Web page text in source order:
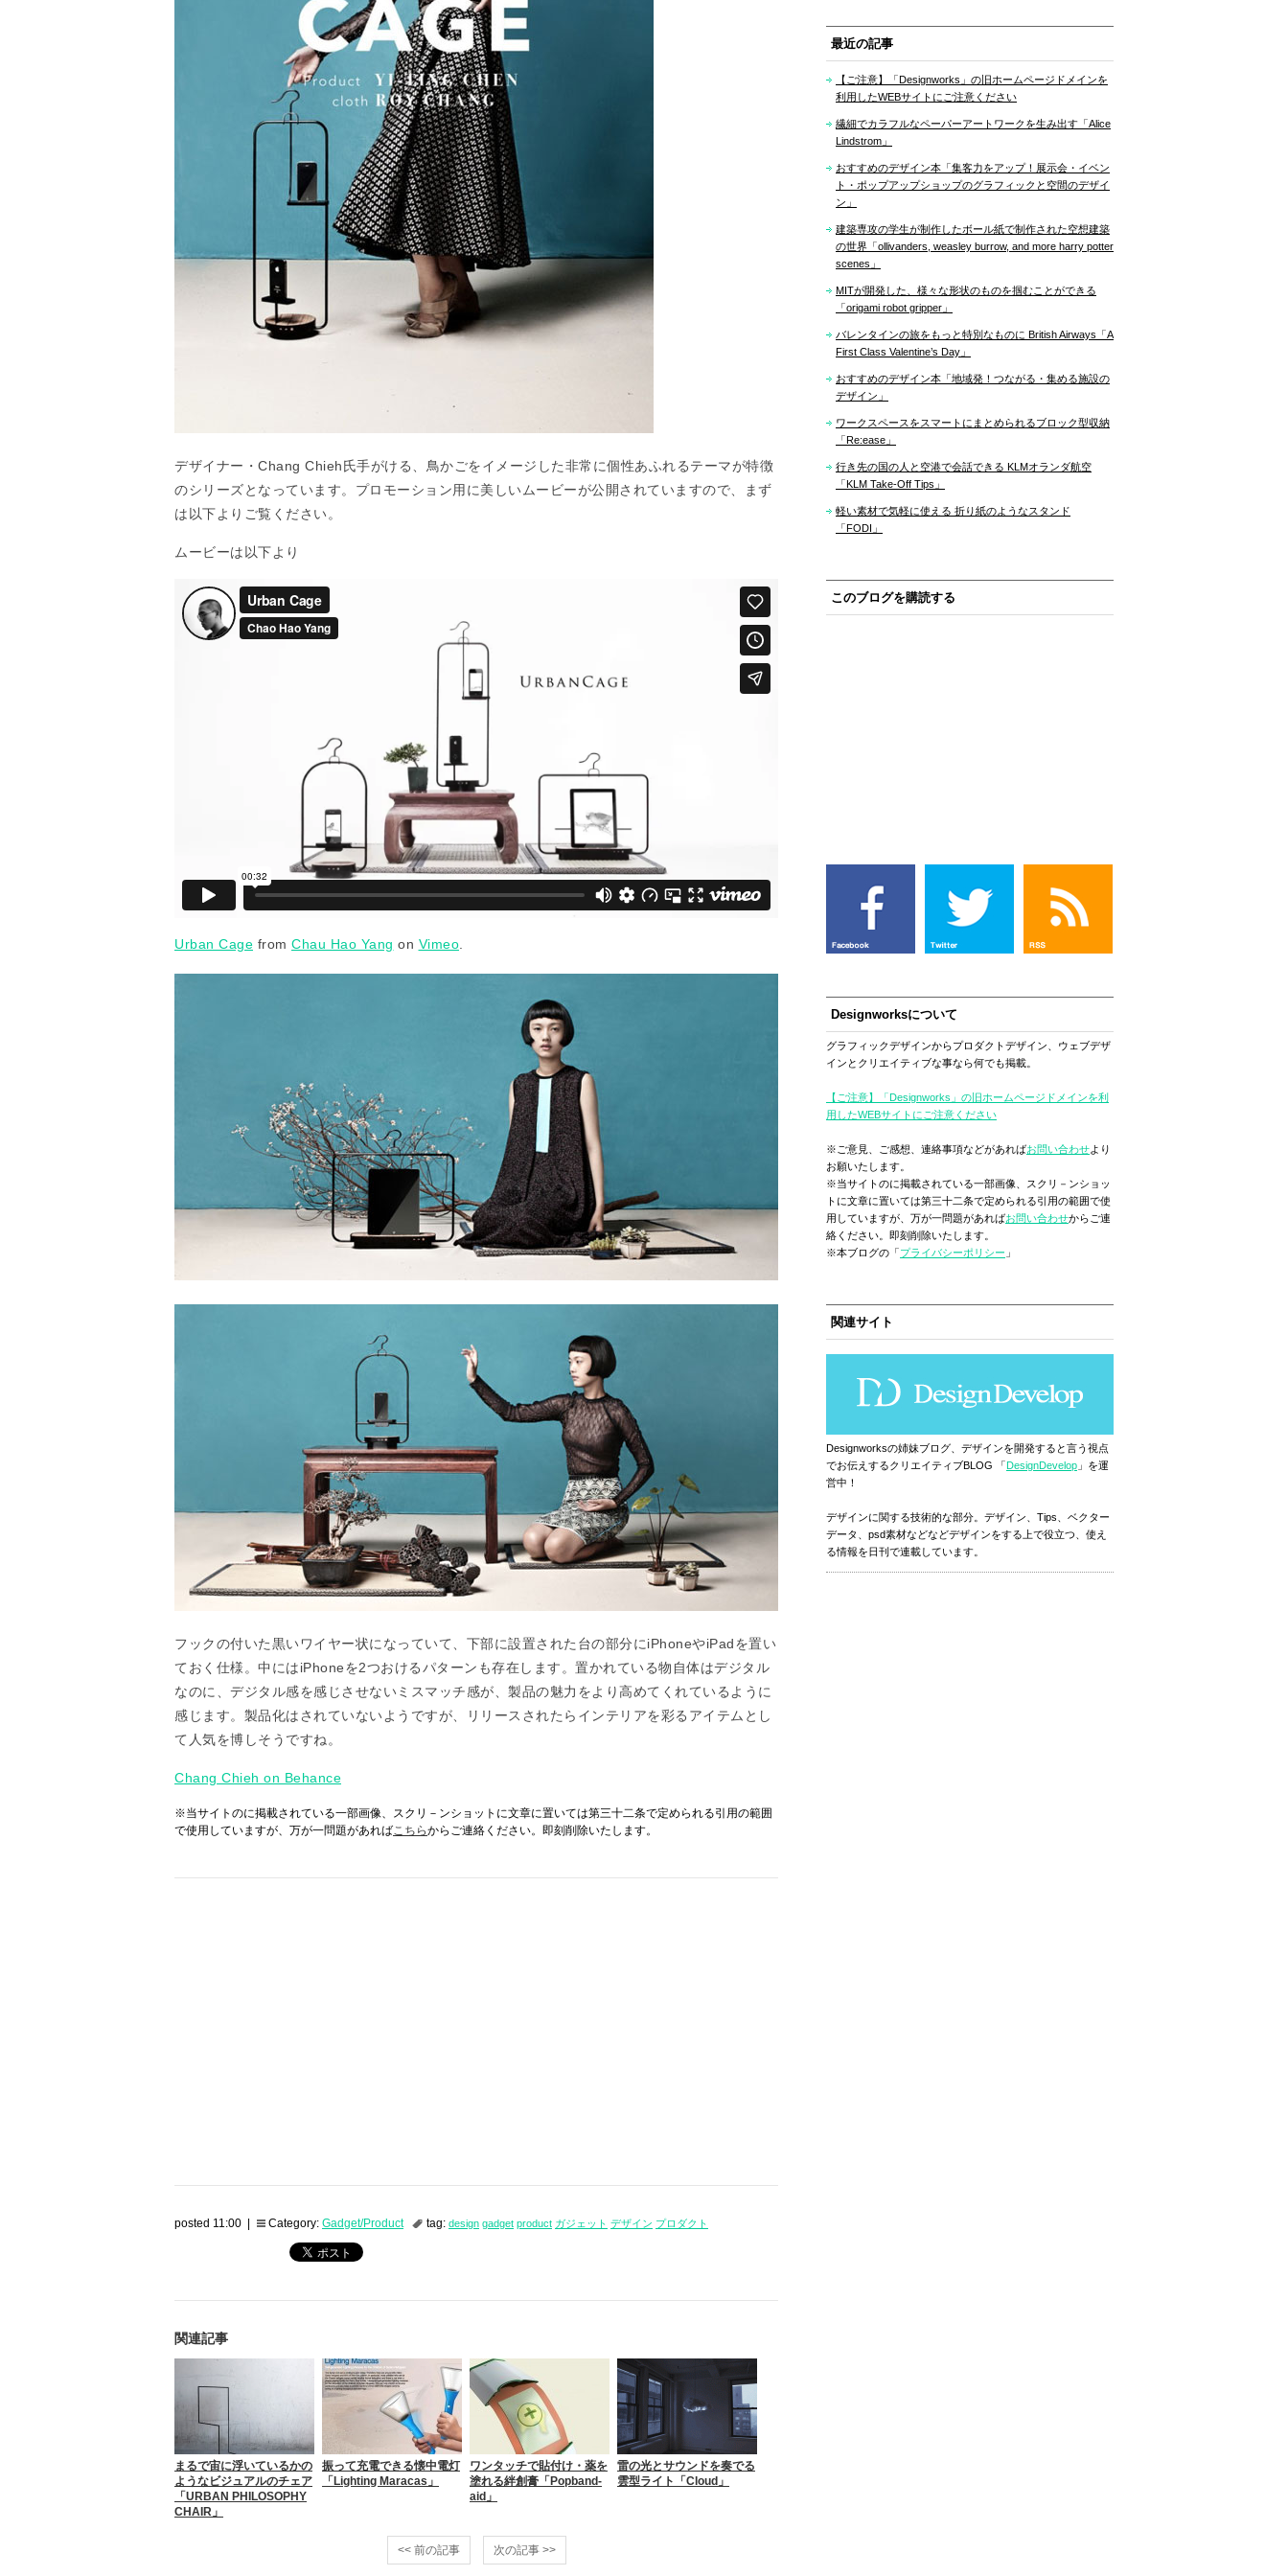
デザイナー・Chang Chieh氏手がける、鳥かごをイメージした非常に個性あふれるテーマが特徴
のシリーズとなっています。プロモーション用に美しいムービーが公開されていますので、まず
は以下よりご覧ください。
ムービーは以下より
Urban Cage from Chau Hao Yang on Vimeo
フックの付いた黒いワイヤー状になっていて、下部に設置された台の部分にiPhoneやiPadを置い
ておく仕様。中にはiPhoneを2つおけるパターンも存在します。置かれている物自体はデジタル
なのに、デジタル感を感じさせないミスマッチ感が、製品の魅力をより高めてくれているように
感じます。製品化はされていないようですが、リリースされたらインテリアを彩るアイテムとし
て人気を博しそうですね。
Chang Chieh on Behance
※当サイトのに掲載されている一部画像、スクリ－ンショットに文章に置いては第三十二条で定められる引用の範囲
で使用していますが、万が一問題があればこちらからご連絡ください。即刻削除いたします。
posted 11:00 | Category: Gadget/Product tag: design gadget product ガジェット デザイン プロダクト
関連記事
まるで宙に浮いているかの
ようなビジュアルのチェア
「URBAN PHILOSOPHY
CHAIR」
振って充電できる懐中電灯
「Lighting Maracas」
ワンタッチで貼付け・薬を
塗れる絆創膏「Popband-
aid」
雷の光とサウンドを奏でる
雲型ライト「Cloud」
<< 前の記事 次の記事 >>
最近の記事
【ご注意】「Designworks」の旧ホームページドメインを
利用したWEBサイトにご注意ください
繊細でカラフルなペーパーアートワークを生み出す「Alice
Lindstrom」
おすすめのデザイン本「集客力をアップ！展示会・イベン
ト・ポップアップショップのグラフィックと空間のデザイ
ン」
建築専攻の学生が制作したボール紙で制作された空想建築
の世界「ollivanders, weasley burrow, and more harry potter
scenes」
MITが開発した、様々な形状のものを掴むことができる
「origami robot gripper」
バレンタインの旅をもっと特別なものに British Airways「A
First Class Valentine’s Day」
おすすめのデザイン本「地域発！つながる・集める施設の
デザイン」
ワークスペースをスマートにまとめられるブロック型収納
「Re:ease」
行き先の国の人と空港で会話できる KLMオランダ航空
「KLM Take-Off Tips」
軽い素材で気軽に使える 折り紙のようなスタンド
「FODI」
このブログを購読する
Designworksについて
グラフィックデザインからプロダクトデザイン、ウェブデザ
インとクリエイティブな事なら何でも掲載。
【ご注意】「Designworks」の旧ホームページドメインを利
用したWEBサイトにご注意ください
※ご意見、ご感想、連絡事項などがあればお問い合わせより
お願いたします。
※当サイトのに掲載されている一部画像、スクリ－ンショッ
トに文章に置いては第三十二条で定められる引用の範囲で使
用していますが、万が一問題があればお問い合わせからご連
絡ください。即刻削除いたします。
※本ブログの「プライバシーポリシー 」
関連サイト
Designworksの姉妹ブログ、デザインを開発すると言う視点
でお伝えするクリエイティブBLOG 「DesignDevelop 」を運
営中！
デザインに関する技術的な部分。デザイン、Tips、ベクター
データ、psd素材などなどデザインをする上で役立つ、使え
る情報を日刊で連載しています。